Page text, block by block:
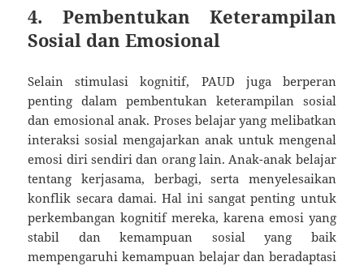
4. Pembentukan Keterampilan
Sosial dan Emosional
Selain stimulasi kognitif, PAUD juga berperan
penting dalam pembentukan keterampilan sosial
dan emosional anak. Proses belajar yang melibatkan
interaksi sosial mengajarkan anak untuk mengenal
emosi diri sendiri dan orang lain. Anak-anak belajar
tentang kerjasama, berbagi, serta menyelesaikan
konflik secara damai. Hal ini sangat penting untuk
perkembangan kognitif mereka, karena emosi yang
stabil dan kemampuan sosial yang baik
mempengaruhi kemampuan belajar dan beradaptasi